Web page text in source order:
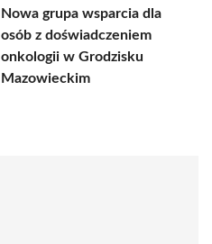
Nowa grupa wsparcia dla
osób z doświadczeniem
onkologii w Grodzisku
Mazowieckim